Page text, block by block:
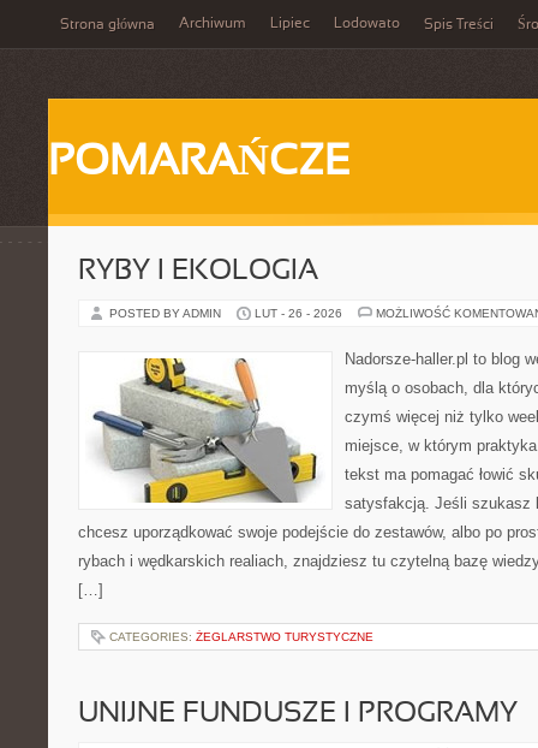
Strona główna Archiwum Lipiec Lodowato Spis Treści
POMARAŃCZE
RYBY I EKOLOGIA
POSTED BY ADMIN LUT - 26 - 2026 MOŻLIWOŚĆ
Nadorsze-haller.pl to blog
myślą o osobach, dla
czymś więcej niż tylko
miejsce, w którym
tekst ma pomagać łowić
satysfakcją. Jeśli szukasz
chcesz uporządkować swoje podejście do zestawów, albo po
rybach i wędkarskich realiach, znajdziesz tu czytelną bazę
[…]
CATEGORIES: ŻEGLARSTWO TURYSTYCZNE
UNIJNE FUNDUSZE I PROGRAMY